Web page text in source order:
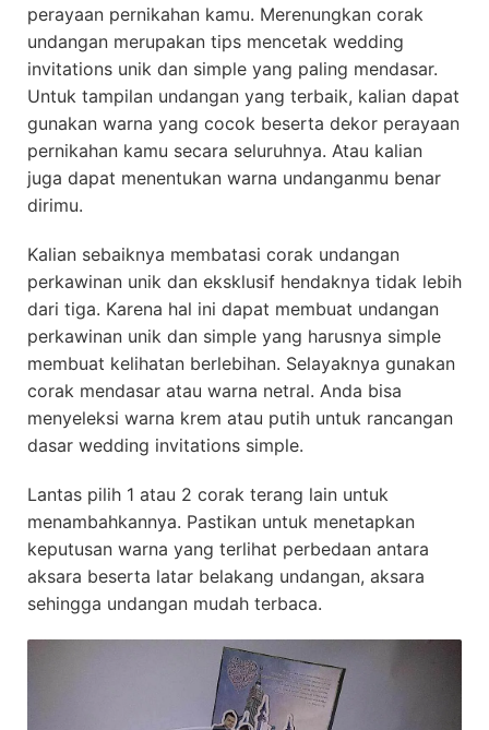
perayaan pernikahan kamu. Merenungkan corak
undangan merupakan tips mencetak wedding
invitations unik dan simple yang paling mendasar.
Untuk tampilan undangan yang terbaik, kalian dapat
gunakan warna yang cocok beserta dekor perayaan
pernikahan kamu secara seluruhnya. Atau kalian
juga dapat menentukan warna undanganmu benar
dirimu.
Kalian sebaiknya membatasi corak undangan
perkawinan unik dan eksklusif hendaknya tidak lebih
dari tiga. Karena hal ini dapat membuat undangan
perkawinan unik dan simple yang harusnya simple
membuat kelihatan berlebihan. Selayaknya gunakan
corak mendasar atau warna netral. Anda bisa
menyeleksi warna krem atau putih untuk rancangan
dasar wedding invitations simple.
Lantas pilih 1 atau 2 corak terang lain untuk
menambahkannya. Pastikan untuk menetapkan
keputusan warna yang terlihat perbedaan antara
aksara beserta latar belakang undangan, aksara
sehingga undangan mudah terbaca.